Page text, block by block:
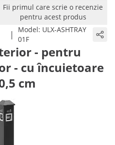
Fii primul care scrie o recenzie
pentru acest produs
| Model: ULX-ASHTRAY
01F
- pentru
- cu încuietoare
cm